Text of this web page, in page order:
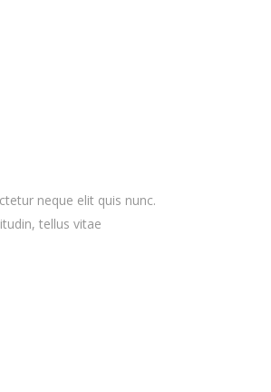
neque elit quis nunc.
tellus vitae